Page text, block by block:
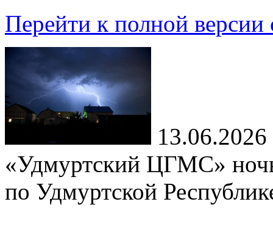
Перейти к полной версии
13.06.2026
«Удмуртский ЦГМС»
по Удмуртской